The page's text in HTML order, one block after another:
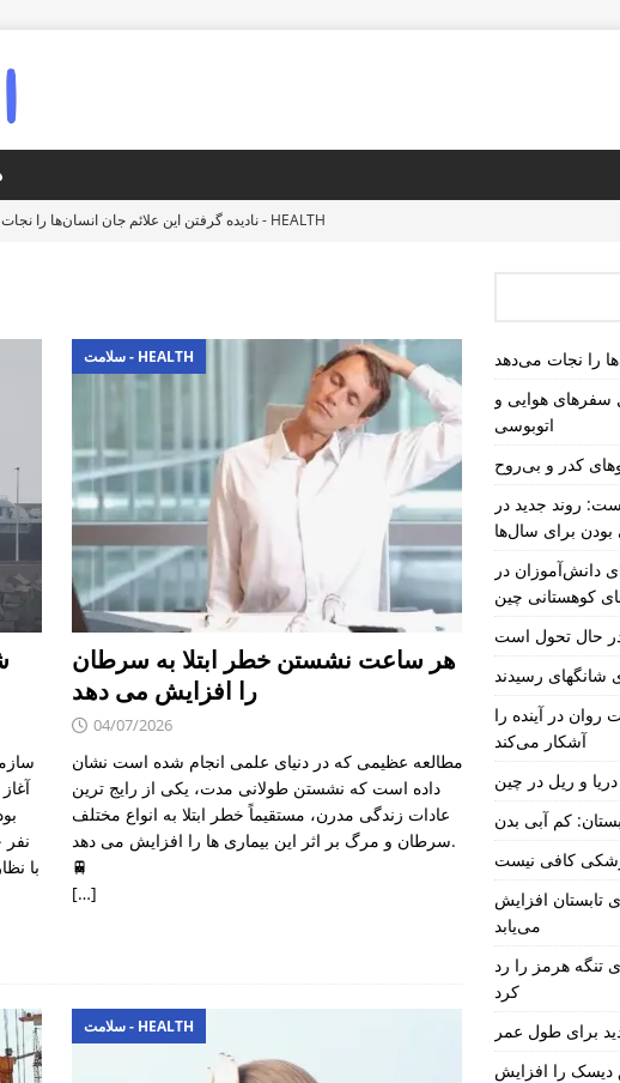
نادیده گرفتن این علائم جان انسان‌ها راسلامت - HEALTH
دوران پیری خاموش آغاز شده است: روند جدید در زیبایی‌شناسی، حفظ
عصر تله کابین و آسانسور برای دانش‌آموزان در روستاهایآسیا - ASIA
سلامت - HEALTH
هر ساعت نشستن خطر ابتلا به سرطان
را افزایش می دهد
04/07/2026
مطالعه عظیمی که در دنیای علمی انجام شده است نشان
داده است که نشستن طولانی مدت، یکی از رایج ترین
عادات زندگی مدرن، مستقیماً خطر ابتلا به انواع مختلف
سرطان و مرگ بر اثر این بیماری ها را افزایش می دهد.
🚆
[…]
سلامت - HEALTH
را نجات می‌دهد
هوایی و
اتوبوسی
کدر و بی‌روح
روند جدید در
برای سال‌ها
دانش‌آموزان در
کوهستانی چین
حال تحول است
در آینده را
آشکار می‌کند
و ریل در چین
کم آبی بدن
تابستان افزایش
می‌یابد
تنگه هرمز را رد
کرد
برای طول عمر
دیسک را افزایش